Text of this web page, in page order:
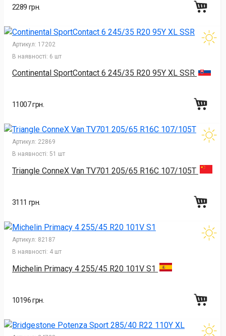
2289 грн.
Артикул: 17202
В наявності: 6 шт
Continental SportContact 6 245/35 R20 95Y XL SSR
11007 грн.
Артикул: 22869
В наявності: 51 шт
Triangle ConneX Van TV701 205/65 R16C 107/105T
3111 грн.
Артикул: 82187
В наявності: 4 шт
Michelin Primacy 4 255/45 R20 101V S1
10196 грн.